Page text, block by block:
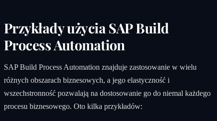
Przykłady użycia SAP Build
Process Automation
SAP Build Process Automation znajduje zastosowanie w wielu
różnych obszarach biznesowych, a jego elastyczność i
wszechstronność pozwalają na dostosowanie go do niemal każdego
procesu biznesowego. Oto kilka przykładów: